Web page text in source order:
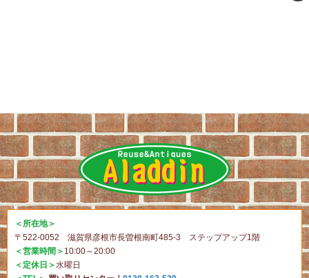
＜所在地＞
〒522-0052 滋賀県彦根市長曽根南町485-3 ステップアップ1階
＜営業時間＞ 10:00～20:00
＜定休日＞水曜日